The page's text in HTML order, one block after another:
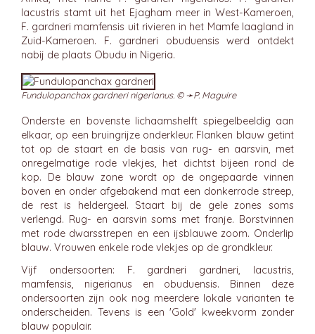
lacustris stamt uit het Ejagham meer in West-Kameroen,
F. gardneri mamfensis uit rivieren in het Mamfe laagland in
Zuid-Kameroen. F. gardneri obuduensis werd ontdekt
nabij de plaats Obudu in Nigeria.
Fundulopanchax gardneri nigerianus. © ➛P. Maguire
Onderste en bovenste lichaamshelft spiegelbeeldig aan
elkaar, op een bruingrijze onderkleur. Flanken blauw getint
tot op de staart en de basis van rug- en aarsvin, met
onregelmatige rode vlekjes, het dichtst bijeen rond de
kop. De blauw zone wordt op de ongepaarde vinnen
boven en onder afgebakend mat een donkerrode streep,
de rest is heldergeel. Staart bij de gele zones soms
verlengd. Rug- en aarsvin soms met franje. Borstvinnen
met rode dwarsstrepen en een ijsblauwe zoom. Onderlip
blauw. Vrouwen enkele rode vlekjes op de grondkleur.
Vijf ondersoorten: F. gardneri gardneri, lacustris,
mamfensis, nigerianus en obuduensis. Binnen deze
ondersoorten zijn ook nog meerdere lokale varianten te
onderscheiden. Tevens is een 'Gold' kweekvorm zonder
blauw populair.